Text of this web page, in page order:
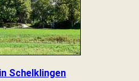
Schelklingen